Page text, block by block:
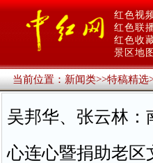
红色视
红色联
红色收
景区地图
当前位置：新闻类>>特稿精选
吴邦华、张云林：
心连心暨捐助老区